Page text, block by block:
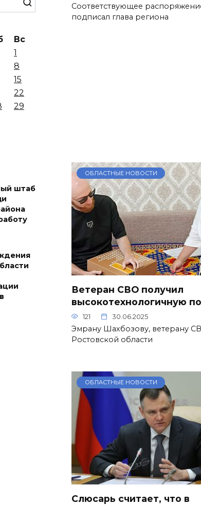
Соответствующее
подписал глава региона
ОБЛАСТНЫЕ НОВОСТИ
Ветеран СВО получил
высокотехнологичную
121 30.06.2025
Эмрану Шахбозову, ветерану
Ростовской области
ОБЛАСТНЫЕ НОВОСТИ
Слюсарь считает, что в
Вс
1
8
15
22
29
штаб